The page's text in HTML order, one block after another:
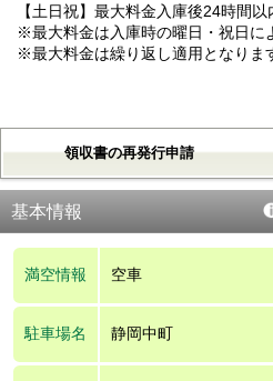
【土日祝】最大料金入庫後24時間以
※最大料金は入庫時の曜日・祝日に
※最大料金は繰り返し適用となりま
領収書の再発行申請
基本情報
満空情報 空車
駐車場名 静岡中町